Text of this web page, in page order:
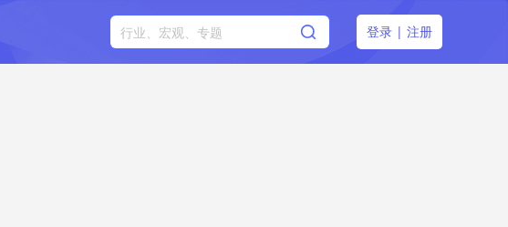
登录 | 注册